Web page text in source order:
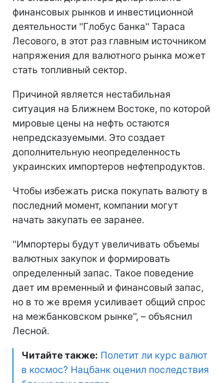
финансовых рынков и инвестиционной
деятельности ''Глобус банка'' Тараса
Лесового, в этот раз главным источником
напряжения для валютного рынка может
стать топливный сектор.
Причиной является нестабильная
ситуация на Ближнем Востоке, по которой
мировые цены на нефть остаются
непредсказуемыми. Это создает
дополнительную неопределенность
украинских импортеров нефтепродуктов.
Чтобы избежать риска покупать валюту в
последний момент, компании могут
начать закупать ее заранее.
''Импортеры будут увеличивать объемы
валютных закупок и формировать
определенный запас. Такое поведение
дает им временный и финансовый запас,
но в то же время усиливает общий спрос
на межбанковском рынке'', – объяснил
Лесной.
Читайте также: Полетит ли курс валют
в космос? Нацбанк оценил последствия